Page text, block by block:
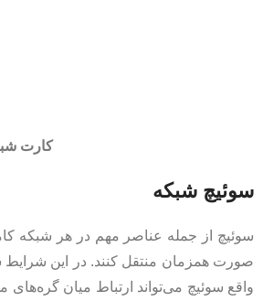
کارت
سوئیچ شبکه
سوئیچ از جمله عناصر مهم در هر شبکه
صورت همزمان منتقل کنند. در این شرایط
واقع سوئیچ می‌تواند ارتباط میان